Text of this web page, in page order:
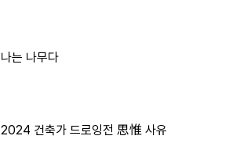
나는 나무다
2024 건축가 드로잉전 思惟 사유